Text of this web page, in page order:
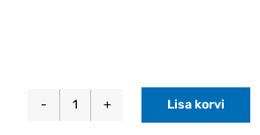
Generaatoririhma
Lisa korvi